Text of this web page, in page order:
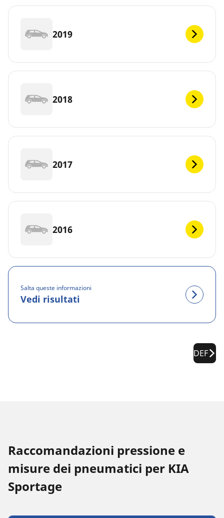
2019
2018
2017
2016
Salta queste informazioni
Vedi risultati
DEF
Raccomandazioni pressione e
misure dei pneumatici per KIA
Sportage